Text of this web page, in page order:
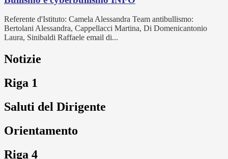
Referente d'Istituto: Camela Alessandra Team antibullismo:
Bertolani Alessandra, Cappellacci Martina, Di Domenicantonio
Laura, Sinibaldi Raffaele email di...
Notizie
Riga 1
Saluti del Dirigente
Orientamento
Riga 4